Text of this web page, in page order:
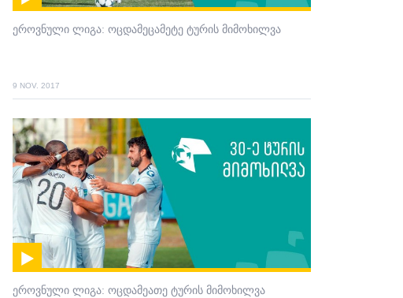
ეროვნული ლიგა: ოცდამეცამეტე ტურის მიმოხილვა
9 NOV. 2017
ეროვნული ლიგა: ოცდამეათე ტურის მიმოხილვა